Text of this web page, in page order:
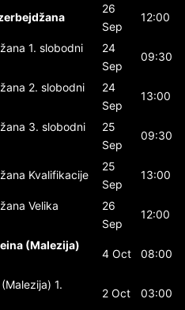
26
Sep
12:00
1. slobodni
24
Sep
09:30
2. slobodni
24
Sep
13:00
3. slobodni
25
Sep
09:30
Kvalifikacije
25
Sep
13:00
Velika
26
Sep
12:00
(Malezija)
4 Oct 08:00
1.
2 Oct 03:00